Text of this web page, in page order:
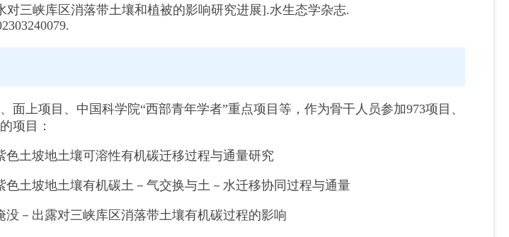
对三峡库区消落带土壤和植被的影响研究进展].水生态学杂志.
面上项目、中国科学院“西部青年学者”重点项目等，作为骨干人员参加973项目、
项目：
土坡地土壤可溶性有机碳迁移过程与通量研究
土坡地土壤有机碳土－气交换与土－水迁移协同过程与通量
－出露对三峡库区消落带土壤有机碳过程的影响